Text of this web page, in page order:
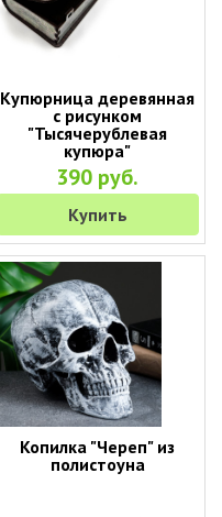
Купюрница деревянная
с рисунком
"Тысячерублевая
купюра"
390 руб.
Купить
Копилка "Череп" из
полистоуна